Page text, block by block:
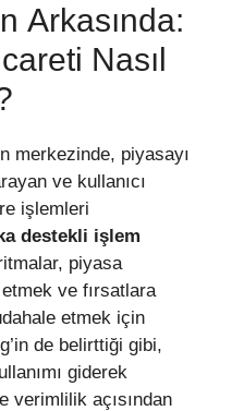
Arkasında:
Nasıl
merkezinde, piyasayı
ve kullanıcı
işlemleri
destekli işlem
piyasa
ve fırsatlara
etmek için
de belirttiği gibi,
giderek
verimlilik açısından